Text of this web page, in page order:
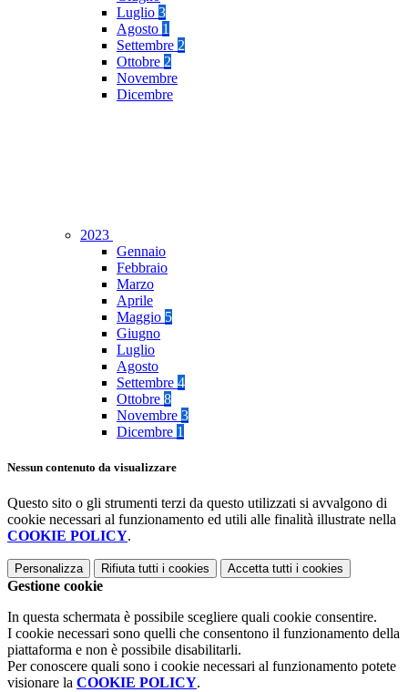
Luglio 3
Agosto 1
Settembre 2
Ottobre 2
Novembre
Dicembre
2023
Gennaio
Febbraio
Marzo
Aprile
Maggio 5
Giugno
Luglio
Agosto
Settembre 4
Ottobre 8
Novembre 3
Dicembre 1
Nessun contenuto da visualizzare
Questo sito o gli strumenti terzi da questo utilizzati si avvalgono di
cookie necessari al funzionamento ed utili alle finalità illustrate nella
COOKIE POLICY.
Personalizza Rifiuta tutti i cookies Accetta tutti i cookies
Gestione cookie
In questa schermata è possibile scegliere quali cookie consentire.
I cookie necessari sono quelli che consentono il funzionamento della
piattaforma e non è possibile disabilitarli.
Per conoscere quali sono i cookie necessari al funzionamento potete
visionare la COOKIE POLICY.